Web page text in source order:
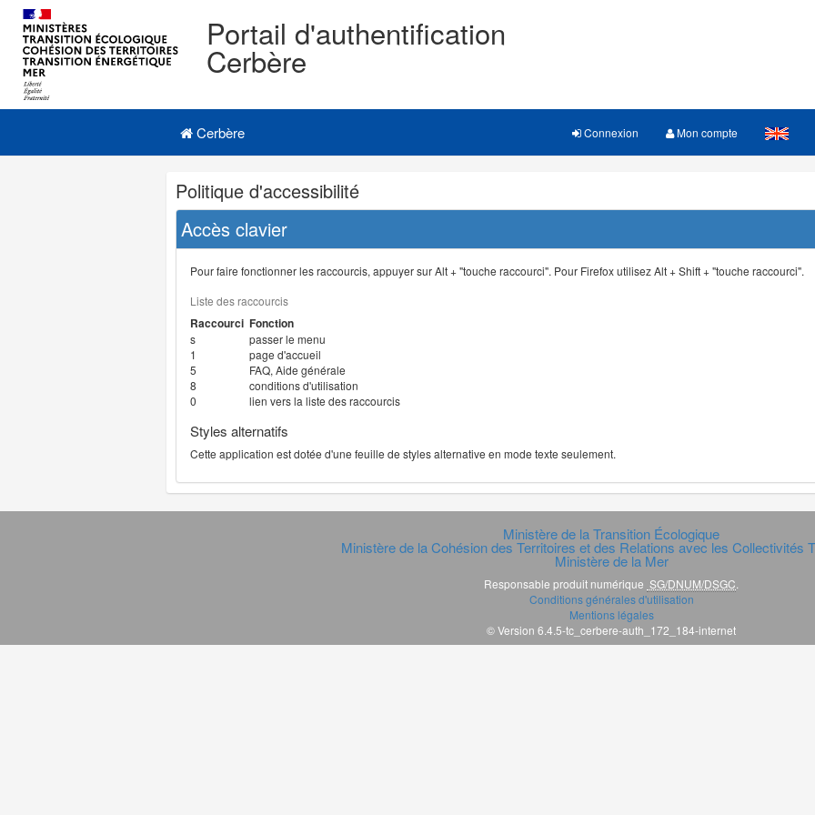
Portail d'authentification
Cerbère
Navigation
Menu principal
Cerbère Connexion Mon compte
Navigation
et
outils
annexes
Politique d'accessibilité
Accès clavier
Pour faire fonctionner les raccourcis, appuyer sur Alt + "touche raccourci". Pour Firefox utilisez Alt + Shift + "touche raccourci".
Liste des raccourcis
Raccourci Fonction
s
passer le menu
1
page d'accueil
5
FAQ, Aide générale
8
conditions d'utilisation
0
lien vers la liste des raccourcis
Styles alternatifs
Cette application est dotée d'une feuille de styles alternative en mode texte seulement.
Ministère de la Transition Écologique
Ministère de la Cohésion des Territoires et des Relations avec les Collectivités
Ministère de la Mer
Responsable produit numérique SG/DNUM/DSGC
Conditions générales d'utilisation
Mentions légales
© Version 6.4.5-tc_cerbere-auth_172_184-internet